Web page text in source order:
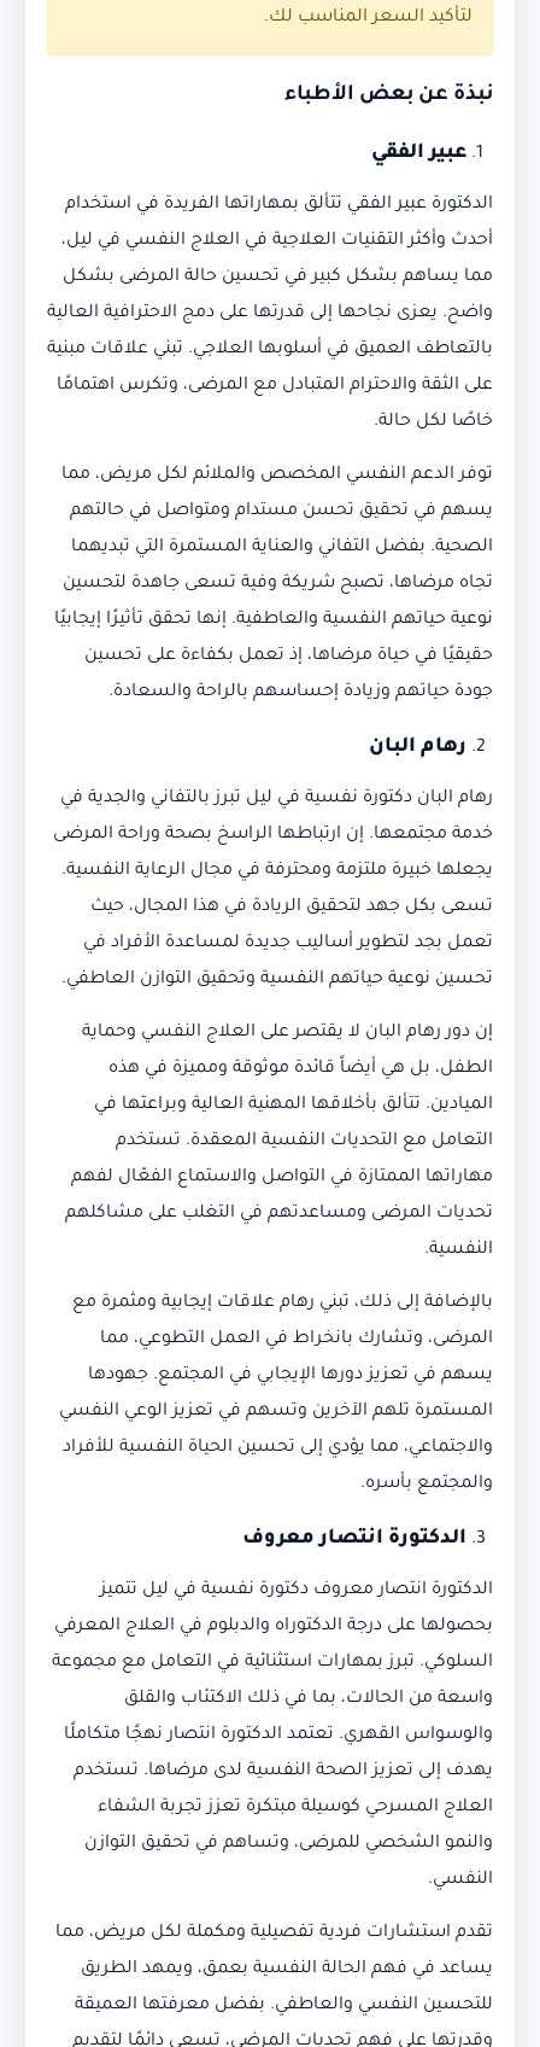
لتأكيد السعر المناسب لك.
نبذة عن بعض الأطباء
عبير الفقي
الدكتورة عبير الفقي تتألق بمهاراتها الفريدة في استخدام
أحدث وأكثر التقنيات العلاجية في العلاج النفسي في ليل،
مما يساهم بشكل كبير في تحسين حالة المرضى بشكل
واضح. يعزى نجاحها إلى قدرتها على دمج الاحترافية العالية
بالتعاطف العميق في أسلوبها العلاجي. تبني علاقات مبنية
على الثقة والاحترام المتبادل مع المرضى، وتكرس اهتمامًا
خاصًا لكل حالة.
توفر الدعم النفسي المخصص والملائم لكل مريض، مما
يسهم في تحقيق تحسن مستدام ومتواصل في حالتهم
الصحية. بفضل التفاني والعناية المستمرة التي تبديهما
تجاه مرضاها، تصبح شريكة وفية تسعى جاهدة لتحسين
نوعية حياتهم النفسية والعاطفية. إنها تحقق تأثيرًا إيجابيًا
حقيقيًا في حياة مرضاها، إذ تعمل بكفاءة على تحسين
جودة حياتهم وزيادة إحساسهم بالراحة والسعادة.
رهام البان
رهام البان دكتورة نفسية في ليل تبرز بالتفاني والجدية في
خدمة مجتمعها. إن ارتباطها الراسخ بصحة وراحة المرضى
يجعلها خبيرة ملتزمة ومحترفة في مجال الرعاية النفسية.
تسعى بكل جهد لتحقيق الريادة في هذا المجال، حيث
تعمل بجد لتطوير أساليب جديدة لمساعدة الأفراد في
تحسين نوعية حياتهم النفسية وتحقيق التوازن العاطفي.
إن دور رهام البان لا يقتصر على العلاج النفسي وحماية
الطفل، بل هي أيضاً قائدة موثوقة ومميزة في هذه
الميادين. تتألق بأخلاقها المهنية العالية وبراعتها في
التعامل مع التحديات النفسية المعقدة. تستخدم
مهاراتها الممتازة في التواصل والاستماع الفعّال لفهم
تحديات المرضى ومساعدتهم في التغلب على مشاكلهم
النفسية.
بالإضافة إلى ذلك، تبني رهام علاقات إيجابية ومثمرة مع
المرضى، وتشارك بانخراط في العمل التطوعي، مما
يسهم في تعزيز دورها الإيجابي في المجتمع. جهودها
المستمرة تلهم الآخرين وتسهم في تعزيز الوعي النفسي
والاجتماعي، مما يؤدي إلى تحسين الحياة النفسية للأفراد
والمجتمع بأسره.
الدكتورة انتصار معروف
الدكتورة انتصار معروف دكتورة نفسية في ليل تتميز
بحصولها على درجة الدكتوراه والدبلوم في العلاج المعرفي
السلوكي. تبرز بمهارات استثنائية في التعامل مع مجموعة
واسعة من الحالات، بما في ذلك الاكتئاب والقلق
والوسواس القهري. تعتمد الدكتورة انتصار نهجًا متكاملًا
يهدف إلى تعزيز الصحة النفسية لدى مرضاها. تستخدم
العلاج المسرحي كوسيلة مبتكرة تعزز تجربة الشفاء
والنمو الشخصي للمرضى، وتساهم في تحقيق التوازن
النفسي.
تقدم استشارات فردية تفصيلية ومكملة لكل مريض، مما
يساعد في فهم الحالة النفسية بعمق، ويمهد الطريق
للتحسين النفسي والعاطفي. بفضل معرفتها العميقة
وقدرتها على فهم تحديات المرضى، تسعى دائمًا لتقديم